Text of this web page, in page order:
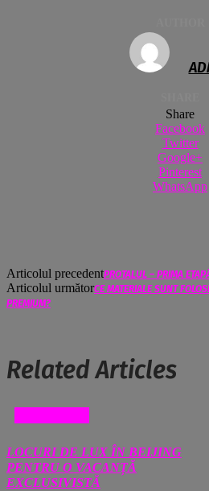
Share
Facebook
Twitter
Google+
Pinterest
WhatsApp
Articolul precedentPROTALUL – PRIMA
Articolul următorCE MATERIALE SUNT
PREMIUM?
Related Articles
LOCURI DE LUX ÎN BEIJING
PENTRU O VACANȚĂ
EXCLUSIVISTĂ